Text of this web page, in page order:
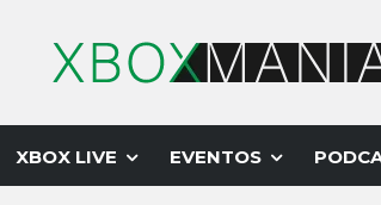
XBOX LIVE EVENTOS